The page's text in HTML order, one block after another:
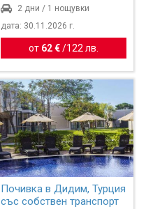
Запитване
2 дни / 1 нощувки
дата: 30.11.2026 г.
от 62 €/ 122 лв.
Почивка в Дидим, Турция
със собствен транспорт